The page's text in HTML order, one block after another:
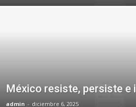
México resiste, persiste e
admin - diciembre 6, 2025